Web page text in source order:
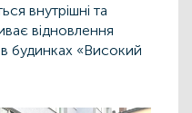
внутрішні та
відновлення
будинках «Високий